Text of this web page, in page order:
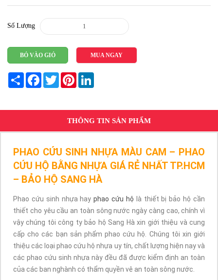
Số Lượng
BỎ VÀO GIỎ MUA NGAY
Share FacebookTwitterPinterest
THÔNG TIN SẢN PHẨM
PHAO CỨU SINH NHỰA MÀU CAM – PHAO
CỨU HỘ BẰNG NHỰA GIÁ RẺ NHẤT TP.HCM
– BẢO HỘ SANG HÀ
Phao cứu sinh nhựa hayphao cứu hộ là thiết bị bảo hộ cần
thiết cho yêu cầu an toàn sông nước ngày càng cao, chính vì
vậy chúng tôi công ty bảo hộ Sang Hà xin giới thiệu và cung
cấp cho các bạn sản phẩm phao cứu hộ. Chúng tôi xin giới
thiệu các loại phao cứu hộ nhựa uy tín, chất lượng hiện nay và
các phao cứu sinh nhựa này đều đã được kiểm định an toàn
của các ban nghành có thẩm quyền vê an toàn sông nước.